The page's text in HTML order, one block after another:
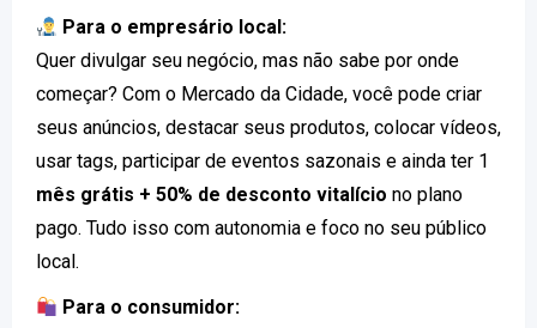
Para o empresário local:
Quer divulgar seu negócio, mas não sabe por onde
começar? Com o Mercado da Cidade, você pode criar
seus anúncios, destacar seus produtos, colocar vídeos,
usar tags, participar de eventos sazonais e ainda ter 1
mês grátis + 50% de desconto vitalício no plano
pago. Tudo isso com autonomia e foco no seu público
local.
Para o consumidor: